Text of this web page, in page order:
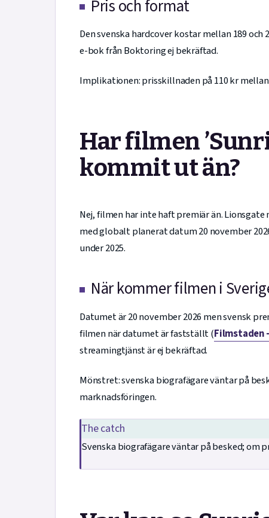
Pris och format
Den svenska hardcover kostar mellan 189
e-bok från Boktoring ej bekräftad.
Implikationen: prisskillnaden på 110 kr
Har filmen
kommit ut än?
Nej, filmen har inte haft premiär än.
med globalt planerat datum 20 november
under 2025.
När kommer filmen i
Datumet är 20 november 2026 men svensk
filmen när datumet är fastställt (Filmstaden
streamingtjänst är ej bekräftad.
Mönstret: svenska biografägare väntar på
marknadsföringen.
The catch
Svenska biografägare väntar på besked; om